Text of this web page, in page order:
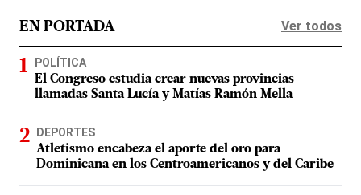
EN PORTADA Ver todos
POLÍTICA
El Congreso estudia crear nuevas provincias
llamadas Santa Lucía y Matías Ramón Mella
DEPORTES
Atletismo encabeza el aporte del oro para
Dominicana en los Centroamericanos y del Caribe